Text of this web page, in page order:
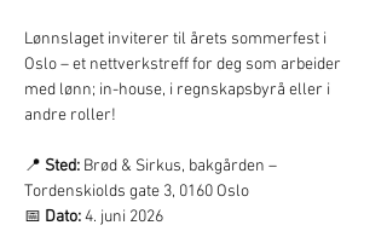
Lønnslaget inviterer til årets sommerfest i
Oslo – et nettverkstreff for deg som arbeider
med lønn; in-house, i regnskapsbyrå eller i
andre roller!
📍 Sted: Brød & Sirkus, bakgården –
Tordenskiolds gate 3, 0160 Oslo
📅 Dato: 4. juni 2026